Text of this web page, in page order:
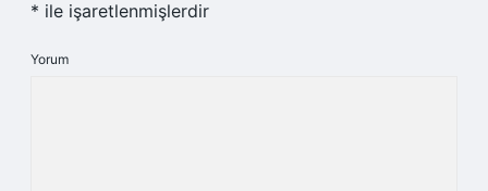
* ile işaretlenmişlerdir
Yorum